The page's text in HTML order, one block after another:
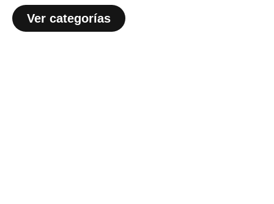
Ver categorías